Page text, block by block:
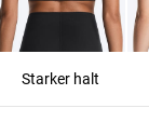
Starker halt